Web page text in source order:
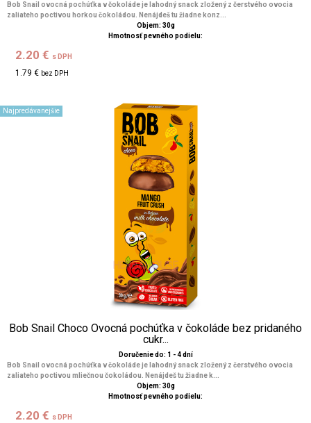
Bob Snail ovocná pochúťka v čokoláde je lahodný snack zložený z čerstvého ovocia
zaliateho poctivou horkou čokoládou. Nenájdeš tu žiadne konz...
Objem: 30g
Hmotnosť pevného podielu:
2.20 € s DPH
1.79 € bez DPH
Najpredávanejšie
Bob Snail Choco Ovocná pochúťka v čokoláde bez pridaného
cukr...
Doručenie do: 1 - 4 dní
Bob Snail ovocná pochúťka v čokoláde je lahodný snack zložený z čerstvého ovocia
zaliateho poctivou mliečnou čokoládou. Nenájdeš tu žiadne k...
Objem: 30g
Hmotnosť pevného podielu:
2.20 € s DPH